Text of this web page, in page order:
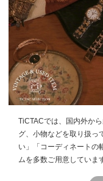
TiCTACでは、国内外か
グ、小物などを取り扱っ
い」「コーディネートの
ムを多数ご用意していま